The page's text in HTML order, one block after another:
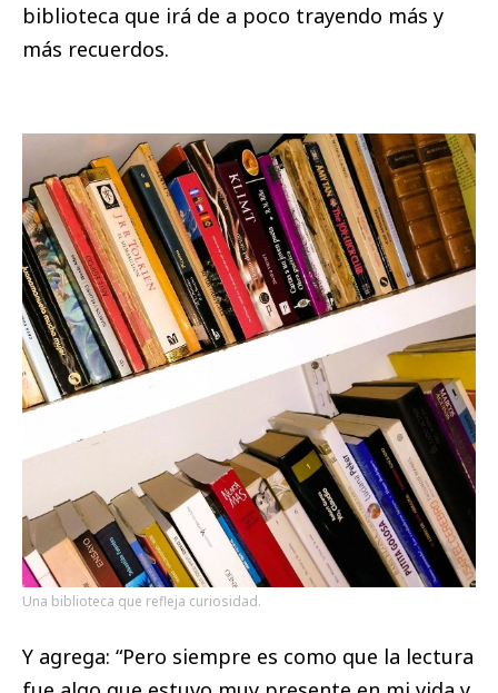
biblioteca que irá de a poco trayendo más y
más recuerdos.
Una biblioteca que refleja curiosidad.
Y agrega: “Pero siempre es como que la lectura